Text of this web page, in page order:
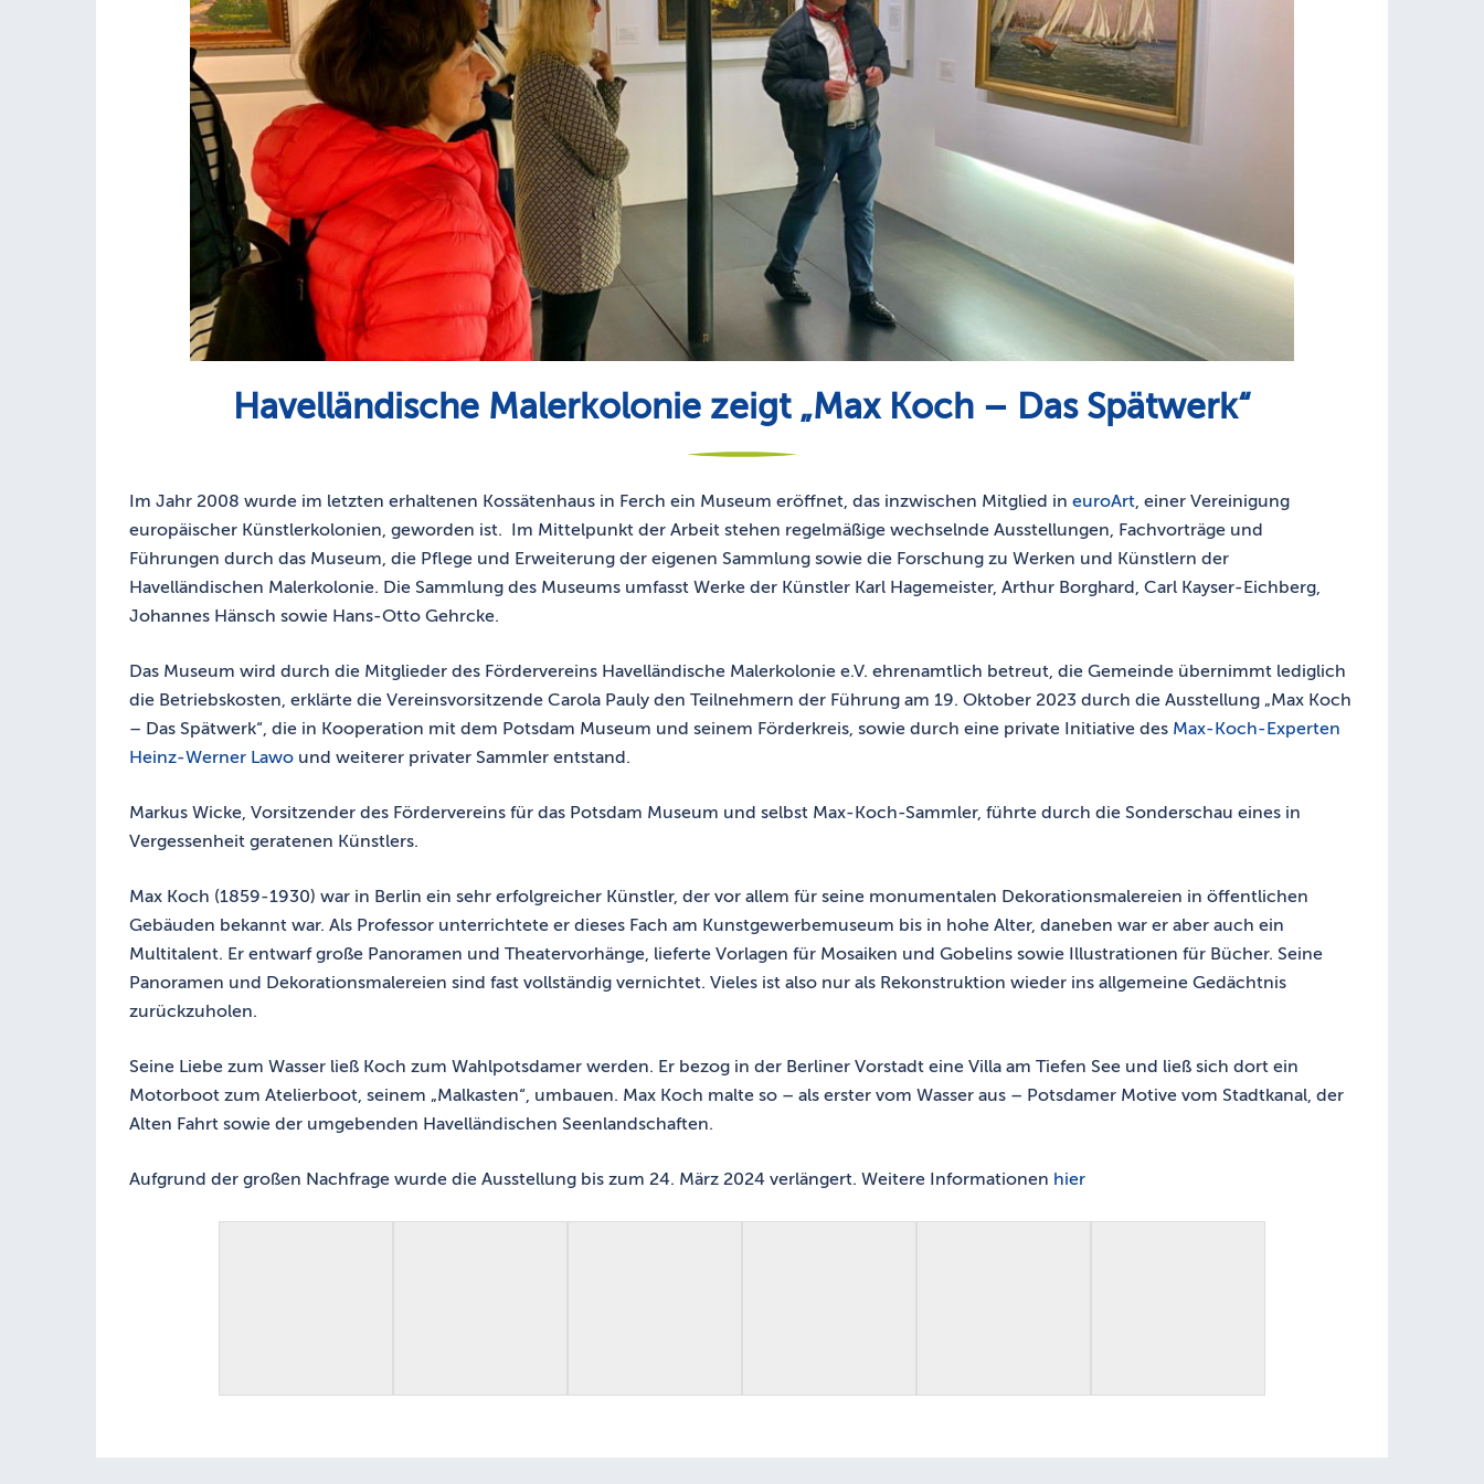
Havelländische Malerkolonie zeigt „Max Koch – Das Spätwerk“
Im Jahr 2008 wurde im letzten erhaltenen Kossätenhaus in Ferch ein Museum eröffnet, das inzwischen Mitglied in euroArt, einer Vereinigung
europäischer Künstlerkolonien, geworden ist. Im Mittelpunkt der Arbeit stehen regelmäßige wechselnde Ausstellungen, Fachvorträge und
Führungen durch das Museum, die Pflege und Erweiterung der eigenen Sammlung sowie die Forschung zu Werken und Künstlern der
Havelländischen Malerkolonie. Die Sammlung des Museums umfasst Werke der Künstler Karl Hagemeister, Arthur Borghard, Carl Kayser-Eichberg,
Johannes Hänsch sowie Hans-Otto Gehrcke.
Das Museum wird durch die Mitglieder des Fördervereins Havelländische Malerkolonie e.V. ehrenamtlich betreut, die Gemeinde übernimmt lediglich
die Betriebskosten, erklärte die Vereinsvorsitzende Carola Pauly den Teilnehmern der Führung am 19. Oktober 2023 durch die Ausstellung „Max Koch
– Das Spätwerk“, die in Kooperation mit dem Potsdam Museum und seinem Förderkreis, sowie durch eine private Initiative des Max-Koch-Experten
Heinz-Werner Lawo und weiterer privater Sammler entstand.
Markus Wicke, Vorsitzender des Fördervereins für das Potsdam Museum und selbst Max-Koch-Sammler, führte durch die Sonderschau eines in
Vergessenheit geratenen Künstlers.
Max Koch (1859-1930) war in Berlin ein sehr erfolgreicher Künstler, der vor allem für seine monumentalen Dekorationsmalereien in öffentlichen
Gebäuden bekannt war. Als Professor unterrichtete er dieses Fach am Kunstgewerbemuseum bis in hohe Alter, daneben war er aber auch ein
Multitalent. Er entwarf große Panoramen und Theatervorhänge, lieferte Vorlagen für Mosaiken und Gobelins sowie Illustrationen für Bücher. Seine
Panoramen und Dekorationsmalereien sind fast vollständig vernichtet. Vieles ist also nur als Rekonstruktion wieder ins allgemeine Gedächtnis
zurückzuholen.
Seine Liebe zum Wasser ließ Koch zum Wahlpotsdamer werden. Er bezog in der Berliner Vorstadt eine Villa am Tiefen See und ließ sich dort ein
Motorboot zum Atelierboot, seinem „Malkasten“, umbauen. Max Koch malte so – als erster vom Wasser aus – Potsdamer Motive vom Stadtkanal, der
Alten Fahrt sowie der umgebenden Havelländischen Seenlandschaften.
Aufgrund der großen Nachfrage wurde die Ausstellung bis zum 24. März 2024 verlängert. Weitere Informationen hier